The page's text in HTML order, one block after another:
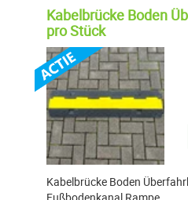
Kabelbrücke Boden
pro Stück
Kabelbrücke Boden